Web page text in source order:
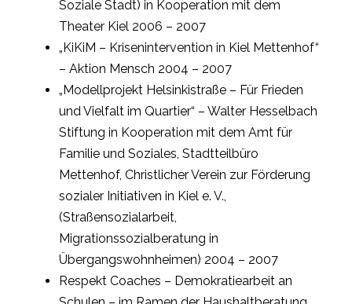
Soziale Stadt) in Kooperation mit dem
Theater Kiel 2006 – 2007
„KiKiM – Krisenintervention in Kiel Mettenhof“
– Aktion Mensch 2004 – 2007
„Modellprojekt Helsinkistraße – Für Frieden
und Vielfalt im Quartier“ – Walter Hesselbach
Stiftung in Kooperation mit dem Amt für
Familie und Soziales, Stadtteilbüro
Mettenhof, Christlicher Verein zur Förderung
sozialer Initiativen in Kiel e. V.,
(Straßensozialarbeit,
Migrationssozialberatung in
Übergangswohnheimen) 2004 – 2007
Respekt Coaches – Demokratiearbeit an